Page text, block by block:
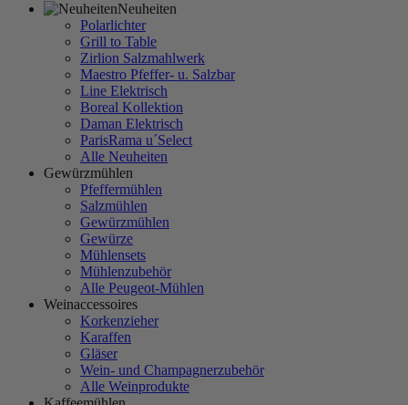
Neuheiten
Polarlichter
Grill to Table
Zirlion Salzmahlwerk
Maestro Pfeffer- u. Salzbar
Line Elektrisch
Boreal Kollektion
Daman Elektrisch
ParisRama u´Select
Alle Neuheiten
Gewürzmühlen
Pfeffermühlen
Salzmühlen
Gewürzmühlen
Gewürze
Mühlensets
Mühlenzubehör
Alle Peugeot-Mühlen
Weinaccessoires
Korkenzieher
Karaffen
Gläser
Wein- und Champagnerzubehör
Alle Weinprodukte